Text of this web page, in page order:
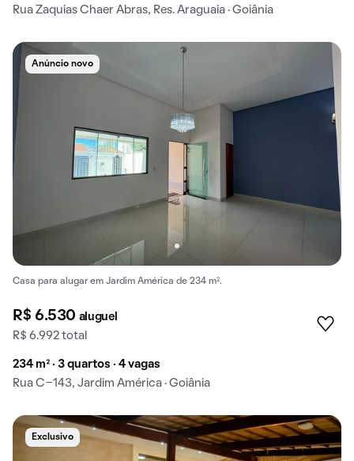
Rua Zaquias Chaer Abras, Res. Araguaia · Goiânia
Anúncio novo
Casa para alugar em Jardim América de 234 m².
R$ 6.530 aluguel
R$ 6.992 total
234 m² · 3 quartos · 4 vagas
Rua C-143, Jardim América · Goiânia
Exclusivo